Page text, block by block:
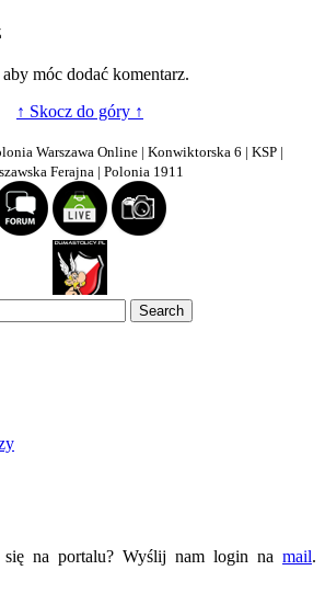
aby móc dodać komentarz.
↑ Skocz do góry ↑
Warszawa Online | Konwiktorska 6 | KSP |
Ferajna | Polonia 1911
się na portalu? Wyślij nam login na mail.